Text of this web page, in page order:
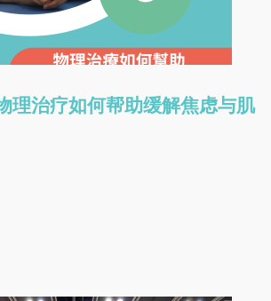
理治疗如何帮助缓解焦虑与肌